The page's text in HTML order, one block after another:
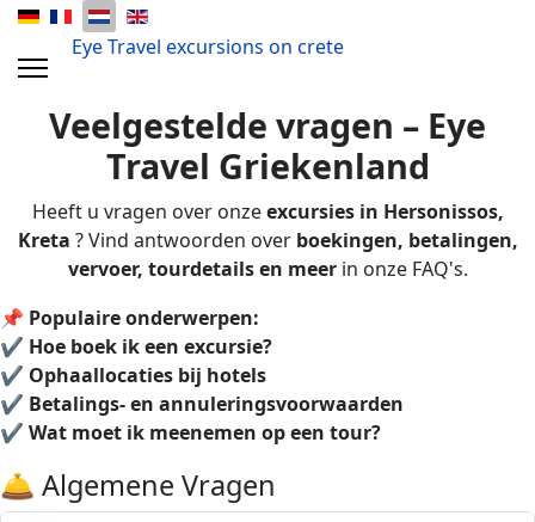
Eye Travel excursions on crete
Veelgestelde vragen – Eye
Travel Griekenland
Heeft u vragen over onzeexcursies in Hersonissos,
Kreta ? Vind antwoorden over boekingen, betalingen,
vervoer, tourdetails en meerin onze FAQ's.
📌 Populaire onderwerpen:
✔ Hoe boek ik een excursie?
✔ Ophaallocaties bij hotels
✔ Betalings- en annuleringsvoorwaarden
✔ Wat moet ik meenemen op een tour?
🛎️ Algemene Vragen